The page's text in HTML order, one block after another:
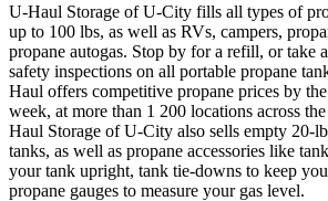
U-Haul Storage of U-City fills all types of
up to 100 lbs, as well as RVs, campers,
propane autogas. Stop by for a refill, or take
safety inspections on all portable propane
Haul offers competitive propane prices by
week, at more than 1 200 locations across
Haul Storage of U-City also sells empty 20-
tanks, as well as propane accessories like
your tank upright, tank tie-downs to keep
propane gauges to measure your gas level.